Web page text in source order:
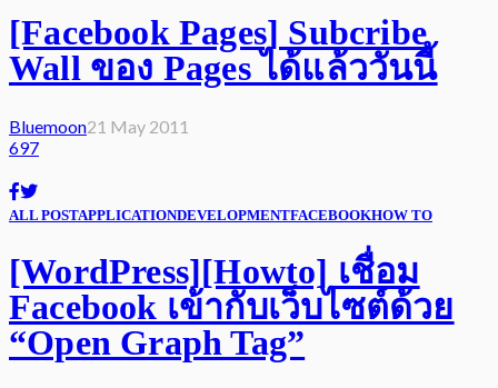
[Facebook Pages] Subcribe
Wall ของ Pages ได้แล้ววันนี้
Bluemoon21 May 2011
697
ALL POSTAPPLICATIONDEVELOPMENTFACEBOOKHOW TO
[WordPress][Howto] เชื่อม
Facebook เข้ากับเว็บไซต์ด้วย
“Open Graph Tag”